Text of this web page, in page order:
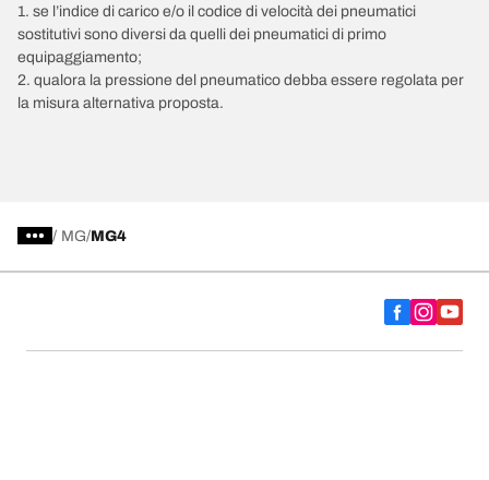
1. se l’indice di carico e/o il codice di velocità dei pneumatici
sostitutivi sono diversi da quelli dei pneumatici di primo
equipaggiamento;
2. qualora la pressione del pneumatico debba essere regolata per
la misura alternativa proposta.
/ MG MG4